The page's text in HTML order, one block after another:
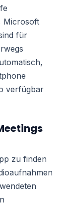
Microsoft
für
verfügbar
zu finden